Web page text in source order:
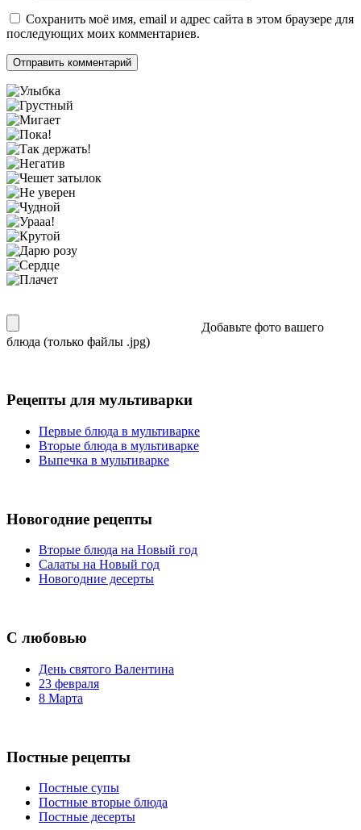
Сохранить моё имя, email и адрес сайта в этом браузере для
последующих моих комментариев.
Добавьте фото вашего
блюда (только файлы .jpg)
Рецепты для мультиварки
Первые блюда в мультиварке
Вторые блюда в мультиварке
Выпечка в мультиварке
Новогодние рецепты
Вторые блюда на Новый год
Салаты на Новый год
Новогодние десерты
С любовью
День святого Валентина
23 февраля
8 Марта
Постные рецепты
Постные супы
Постные вторые блюда
Постные десерты